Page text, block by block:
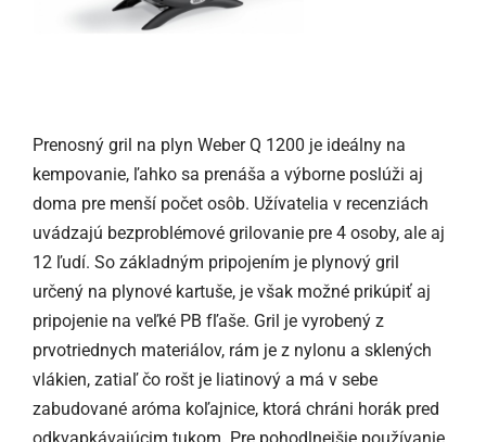
Prenosný gril na plyn Weber Q 1200 je ideálny na
kempovanie, ľahko sa prenáša a výborne poslúži aj
doma pre menší počet osôb. Užívatelia v recenziách
uvádzajú bezproblémové grilovanie pre 4 osoby, ale aj
12 ľudí. So základným pripojením je plynový gril
určený na plynové kartuše, je však možné prikúpiť aj
pripojenie na veľké PB fľaše. Gril je vyrobený z
prvotriednych materiálov, rám je z nylonu a sklených
vlákien, zatiaľ čo rošt je liatinový a má v sebe
zabudované aróma koľajnice, ktorá chráni horák pred